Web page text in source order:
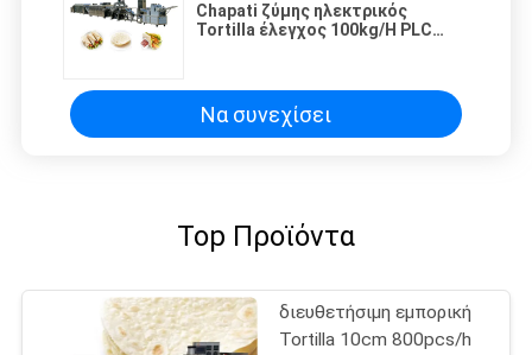
Chapati ζύμης ηλεκτρικός
Tortilla έλεγχος 100kg/H PLC
Να συνεχίσει
Top Προϊόντα
διευθετήσιμη εμπορική
Tortilla 10cm 800pcs/h